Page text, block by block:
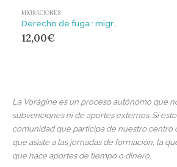
MIGRACIONES
12,00€
La Vorágine es un proceso autónomo que
subvenciones ni de aportes externos. Si esto
comunidad que participa de nuestro centro
que asiste a las jornadas de formación, la
que hace aportes de tiempo o dinero.